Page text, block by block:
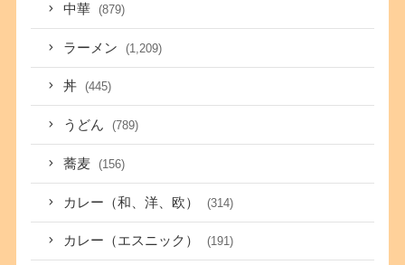
中華 (879)
ラーメン (1,209)
丼 (445)
うどん (789)
蕎麦 (156)
カレー（和、洋、欧） (314)
カレー（エスニック） (191)